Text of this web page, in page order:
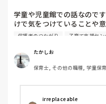
学童や児童館での話なので
けで気をつけていることや
通常時と注意している時等
因みに私は通常時だと、幼
（笑）、小学生以上の子ど
急の声かけでなければ最初
ければ段々注意を強めてい
保護者のつながり 子育て支援セン
たかしお
保育士, その他の職種, 学童保
irreplaceable